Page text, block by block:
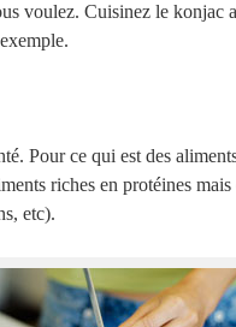
voulez. Cuisinez le konjac
Pour ce qui est des
riches en protéines
etc).